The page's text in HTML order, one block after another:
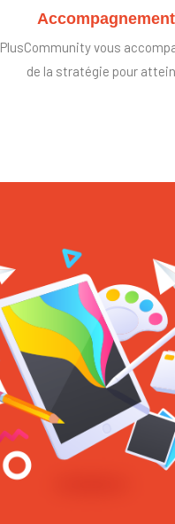
PlusCommunity vous
de la stratégie pour
#sedémarquer